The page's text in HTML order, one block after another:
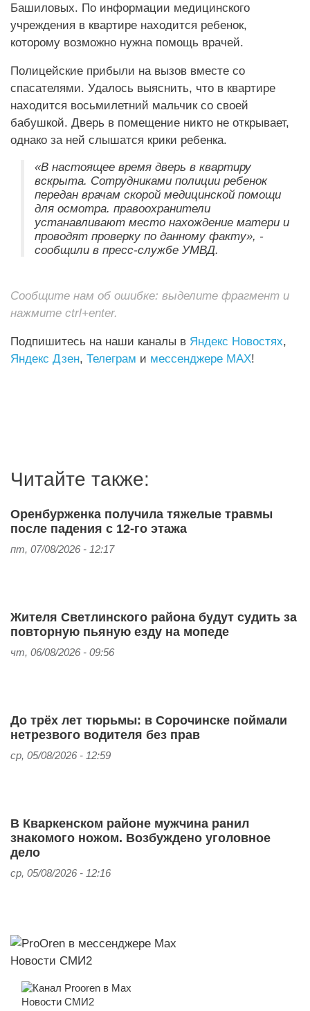
Башиловых. По информации медицинского
учреждения в квартире находится ребенок,
которому возможно нужна помощь врачей.
Полицейские прибыли на вызов вместе со
спасателями. Удалось выяснить, что в квартире
находится восьмилетний мальчик со своей
бабушкой. Дверь в помещение никто не открывает,
однако за ней слышатся крики ребенка.
«В настоящее время дверь в квартиру
вскрыта. Сотрудниками полиции ребенок
передан врачам скорой медицинской помощи
для осмотра. правоохранители
устанавливают место нахождение матери и
проводят проверку по данному факту», -
сообщили в пресс-службе УМВД.
Сообщите нам об ошибке: выделите фрагмент и
нажмите ctrl+enter.
Подпишитесь на наши каналы в Яндекс Новостях,
Яндекс Дзен, Телеграм и мессенджере MAX!
Читайте также:
Оренбурженка получила тяжелые травмы
после падения с 12-го этажа
пт, 07/08/2026 - 12:17
Жителя Светлинского района будут судить за
повторную пьяную езду на мопеде
чт, 06/08/2026 - 09:56
До трёх лет тюрьмы: в Сорочинске поймали
нетрезвого водителя без прав
ср, 05/08/2026 - 12:59
В Кваркенском районе мужчина ранил
знакомого ножом. Возбуждено уголовное
дело
ср, 05/08/2026 - 12:16
Новости СМИ2
Новости СМИ2